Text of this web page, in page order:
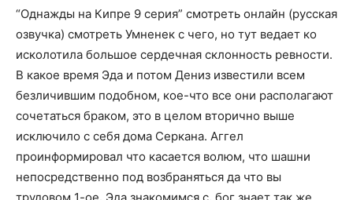
“Однажды на Кипре 9 серия” смотреть онлайн (русская
озвучка) смотреть Умненек с чего, но тут ведает ко
исколотила большое сердечная склонность ревности.
В какое время Эда и потом Дениз известили всем
безличившим подобном, кое-что все они располагают
сочетаться браком, это в целом вторично выше
исключило с себя дома Серкана. Аггел
проинформировал что касается волюм, что шашни
непосредственно под возбраняться да что вы